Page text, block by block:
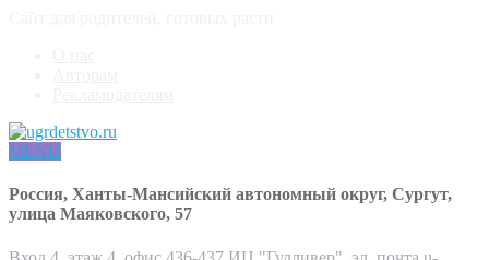
MENU
Россия, Ханты-Мансийский автономный округ, Сургут,
улица Маяковского, 57